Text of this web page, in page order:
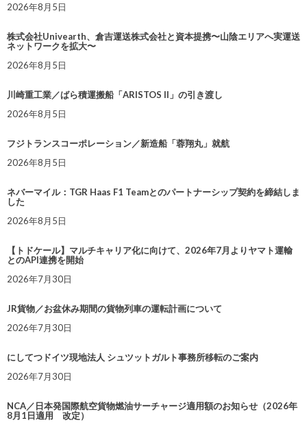
2026年8月5日
株式会社Univearth、倉吉運送株式会社と資本提携〜山陰エリアへ実運送
ネットワークを拡大〜
2026年8月5日
川崎重工業／ばら積運搬船「ARISTOS II」の引き渡し
2026年8月5日
フジトランスコーポレーション／新造船「蓉翔丸」就航
2026年8月5日
ネバーマイル：TGR Haas F1 Teamとのパートナーシップ契約を締結しま
した
2026年8月5日
【トドケール】マルチキャリア化に向けて、2026年7月よりヤマト運輸
とのAPI連携を開始
2026年7月30日
JR貨物／お盆休み期間の貨物列車の運転計画について
2026年7月30日
にしてつドイツ現地法人 シュツットガルト事務所移転のご案内
2026年7月30日
NCA／日本発国際航空貨物燃油サーチャージ適用額のお知らせ（2026年
8月1日適用 改定）